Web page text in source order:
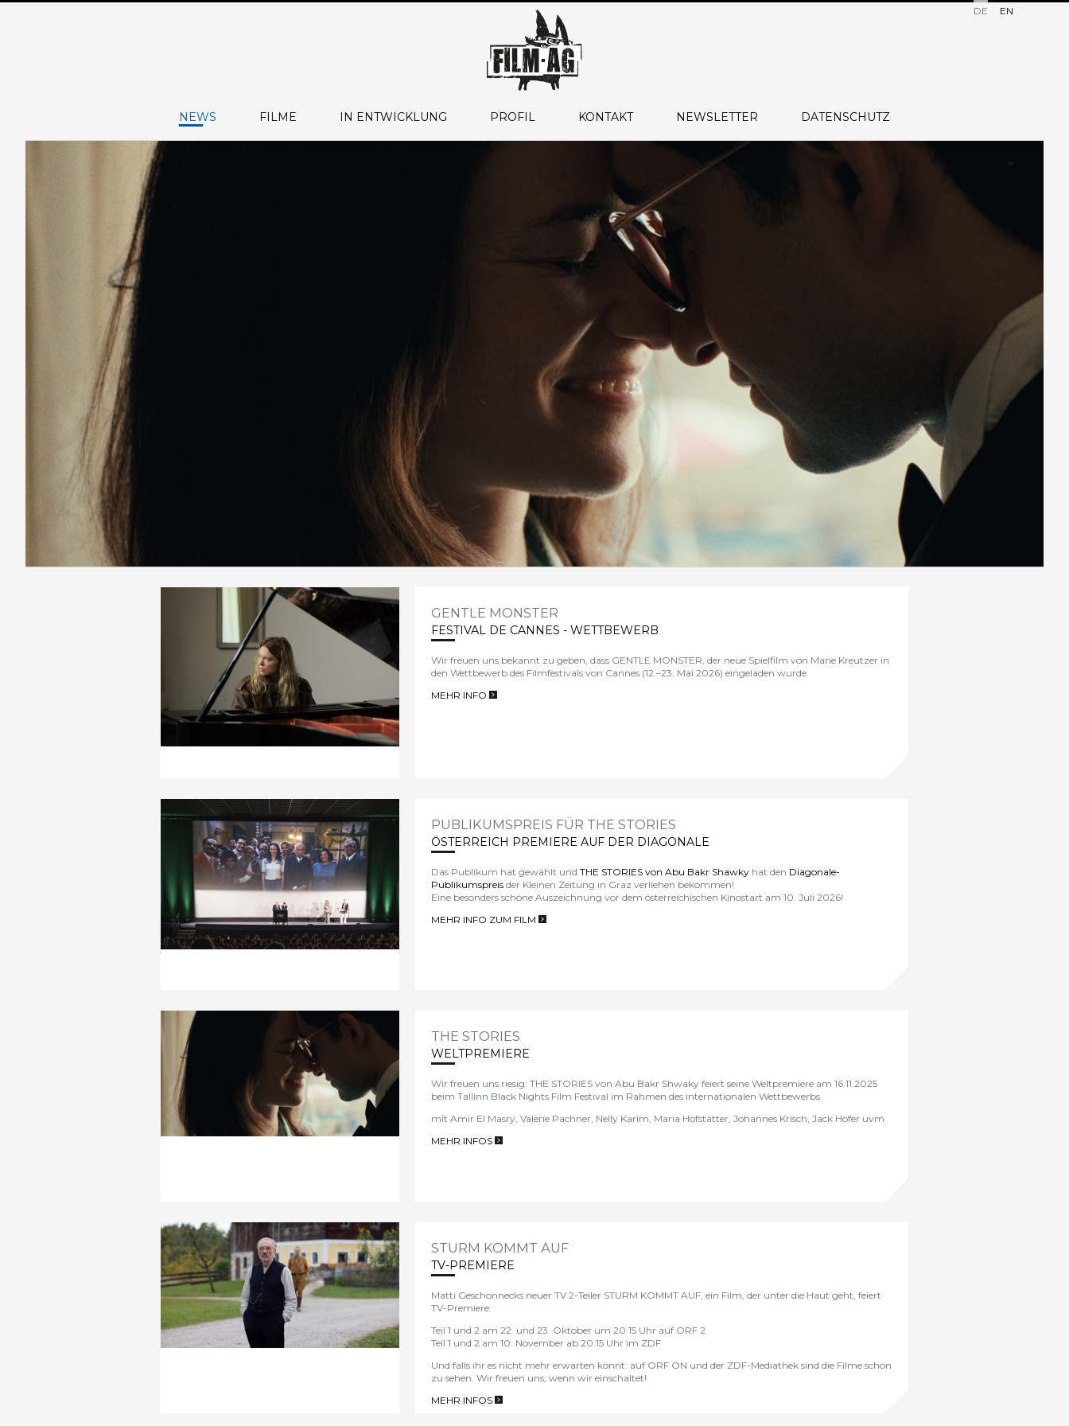
DE EN
NEWS FILME IN ENTWICKLUNG PROFIL KONTAKT NEWSLETTER DATENSCHUTZ
GENTLE MONSTER
FESTIVAL DE CANNES - WETTBEWERB
Wir freuen uns bekannt zu geben, dass GENTLE MONSTER, der neue Spielfilm von Marie Kreutzerin
den Wettbewerb des Filmfestivals von Cannes(12.–23. Mai 2026) eingeladen wurde.
MEHR INFO
PUBLIKUMSPREIS FÜR THE STORIES
ÖSTERREICH PREMIERE AUF DER DIAGONALE
Das Publikum hat gewählt und THE STORIES von Abu Bakr Shawkyhat den Diagonale-
Publikumspreisder Kleinen Zeitung in Graz verliehen bekommen!
Eine besonders schöne Auszeichnung vor dem österreichischen Kinostart am 10. Juli 2026!
MEHR INFO ZUM FILM
>
THE STORIES
WELTPREMIERE
Wir freuen uns riesig: THE STORIESvon Abu Bakr Shwaky feiert seine Weltpremieream 16.11.2025
beim Tallinn Black Nights Film Festival im Rahmen desinternationalen Wettbewerbs.
mit Amir El Masry, Valerie Pachner, Nelly Karim, Maria Hofstätter, Johannes Krisch, Jack Hofer uvm.
MEHR INFOS
STURM KOMMT AUF
TV-PREMIERE
Matti Geschonnecks neuer TV 2-Teiler STURM KOMMT AUF, ein Film, der unter die Haut geht, feiert
TV-Premiere:
Teil 1 und 2 am 22. und 23. Oktober um 20:15 Uhr auf ORF 2
Teil 1 und 2 am 10. November ab 20:15 Uhr im ZDF
Und falls ihr es nicht mehr erwarten könnt: auf ORF ON und der ZDF-Mediathek sind die Filme schon
zu sehen. Wir freuen uns, wenn wir einschaltet!
MEHR INFOS